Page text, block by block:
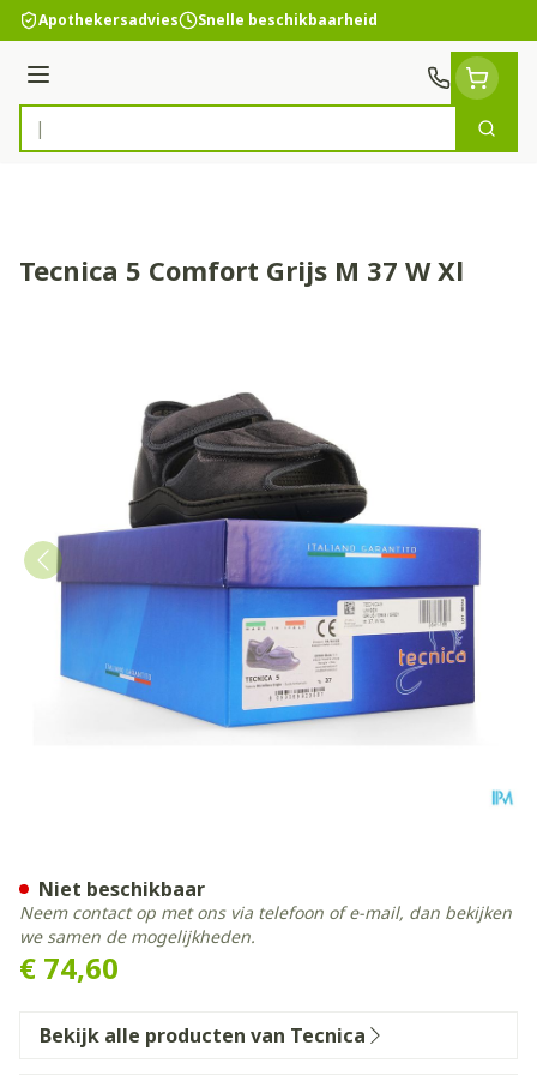
Ga naar de inhoud
Apothekersadvies Snelle beschikbaarheid
Menu
Product, merk, categorie...
Zoek
Tecnica 5 Comfort Grijs M 37 W Xl
€ 74,60
Niet beschikbaar
Neem contact op met ons via telefoon of e-mail, dan bekijken
we samen de mogelijkheden.
Bekijk alle producten van Tecnica